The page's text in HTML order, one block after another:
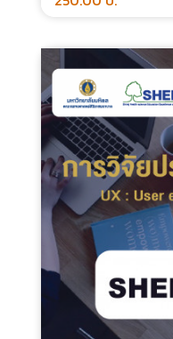
การพัฒนาแบบสอ
ประสิทธิภาพ
ประเภท :
ระยะเวลา :
กลุ่มเป้าหมาย :
250.00 บ.